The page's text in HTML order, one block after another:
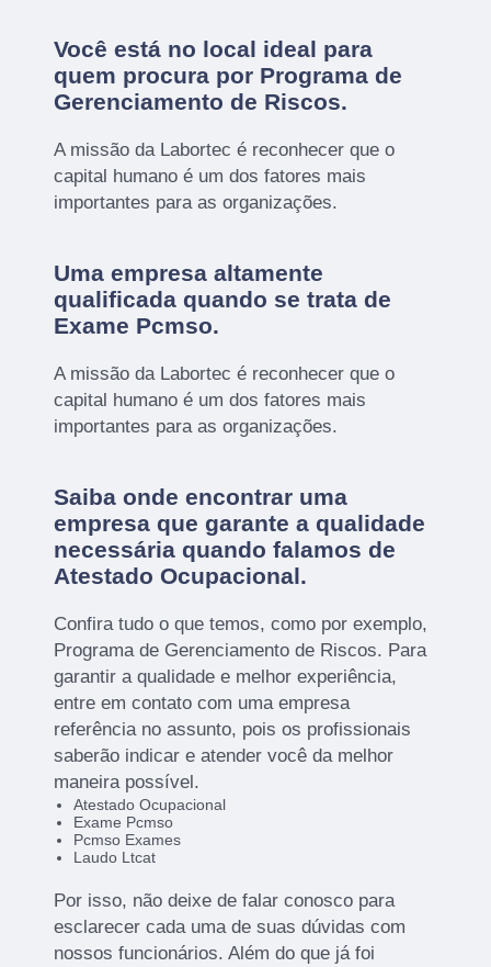
Você está no local ideal para
quem procura por Programa de
Gerenciamento de Riscos.
A missão da Labortec é reconhecer que o
capital humano é um dos fatores mais
importantes para as organizações.
Uma empresa altamente
qualificada quando se trata de
Exame Pcmso.
A missão da Labortec é reconhecer que o
capital humano é um dos fatores mais
importantes para as organizações.
Saiba onde encontrar uma
empresa que garante a qualidade
necessária quando falamos de
Atestado Ocupacional.
Confira tudo o que temos, como por exemplo,
Programa de Gerenciamento de Riscos. Para
garantir a qualidade e melhor experiência,
entre em contato com uma empresa
referência no assunto, pois os profissionais
saberão indicar e atender você da melhor
maneira possível.
Atestado Ocupacional
Exame Pcmso
Pcmso Exames
Laudo Ltcat
Por isso, não deixe de falar conosco para
esclarecer cada uma de suas dúvidas com
nossos funcionários. Além do que já foi